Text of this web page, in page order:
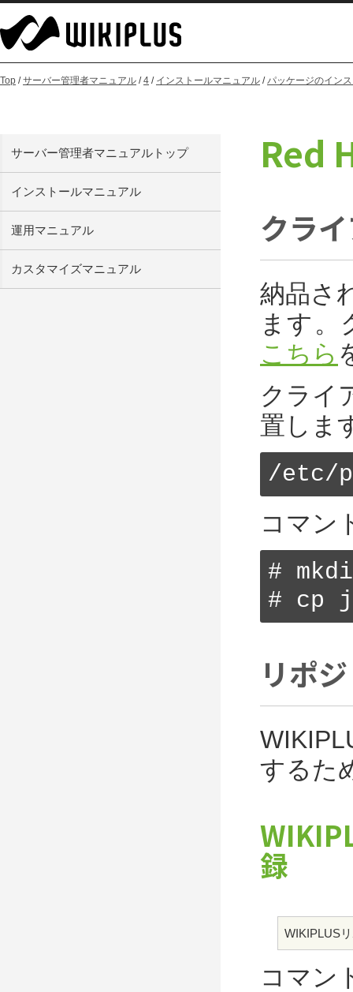
Top /サーバー管理者マニュアル /4 / インストールマニュアル / パッケージのイン
Red
クラ
納品さ
ます。
こちら
クライ
置しま
/etc/
コマン
#
# cp
リポ
するた
録
WIKIPLUS
コマン
サーバー管理者マニュアルトップ
インストールマニュアル
運用マニュアル
カスタマイズマニュアル